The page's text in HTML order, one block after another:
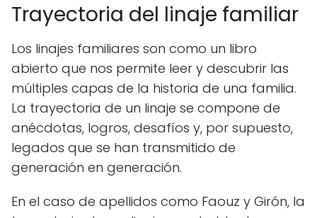
Trayectoria del linaje familiar
Los linajes familiares son como un libro
abierto que nos permite leer y descubrir las
múltiples capas de la historia de una familia.
La trayectoria de un linaje se compone de
anécdotas, logros, desafíos y, por supuesto,
legados que se han transmitido de
generación en generación.
En el caso de apellidos como Faouz y Girón, la